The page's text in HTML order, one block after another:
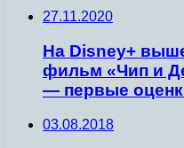
27.11.2020
На Disney+
фильм «Чип и
— первые
03.08.2018